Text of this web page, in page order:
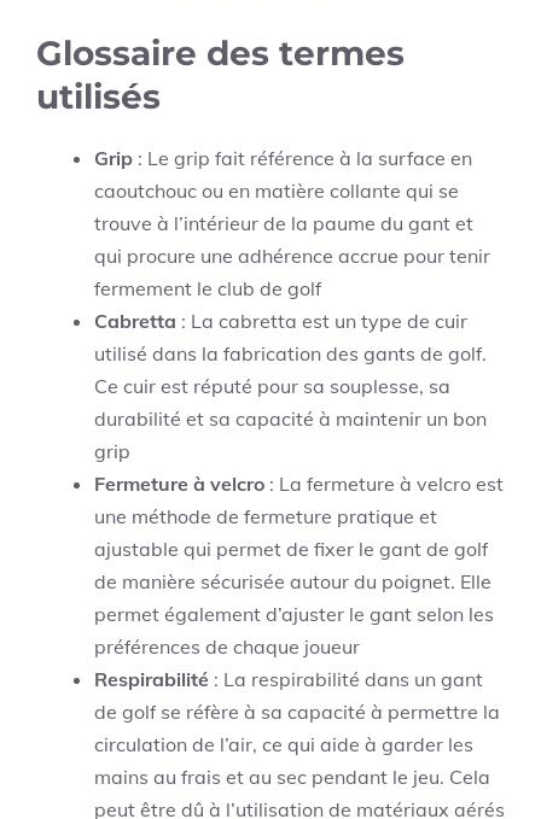
Glossaire des termes
utilisés
Grip : Le grip fait référence à la surface en
caoutchouc ou en matière collante qui se
trouve à l’intérieur de la paume du gant et
qui procure une adhérence accrue pour tenir
fermement le club de golf
Cabretta : La cabretta est un type de cuir
utilisé dans la fabrication des gants de golf.
Ce cuir est réputé pour sa souplesse, sa
durabilité et sa capacité à maintenir un bon
grip
Fermeture à velcro : La fermeture à velcro est
une méthode de fermeture pratique et
ajustable qui permet de fixer le gant de golf
de manière sécurisée autour du poignet. Elle
permet également d’ajuster le gant selon les
préférences de chaque joueur
Respirabilité : La respirabilité dans un gant
de golf se réfère à sa capacité à permettre la
circulation de l’air, ce qui aide à garder les
mains au frais et au sec pendant le jeu. Cela
peut être dû à l’utilisation de matériaux aérés